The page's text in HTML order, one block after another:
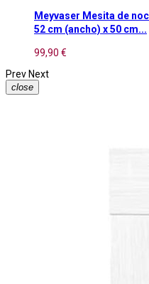
Meyvaser Mesita de
52 cm (ancho) x 50 cm...
99,90 €
Prev Next
close